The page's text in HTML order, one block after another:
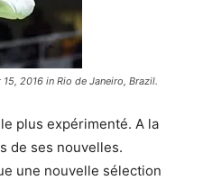
2016 in Rio de Janeiro, Brazil.
plus expérimenté. A la
de ses nouvelles.
une nouvelle sélection